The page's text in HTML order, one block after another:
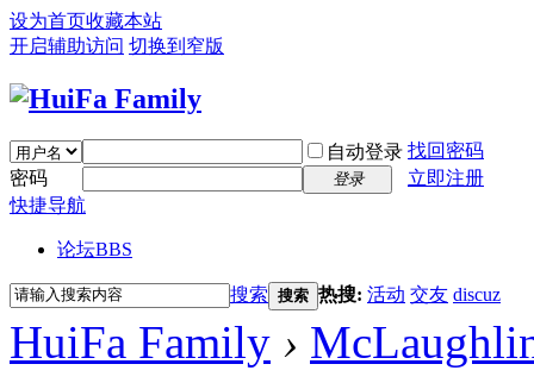
设为首页收藏本站
开启辅助访问 切换到窄版
自动登录 找回密码
密码
登录
立即注册
快捷导航
论坛BBS
搜索 搜索 热搜: 活动 交友 discuz
HuiFa Family ›